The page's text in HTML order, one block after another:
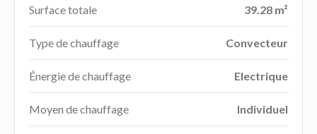
Surface totale 39.28 m²
Type de chauffage Convecteur
Énergie de chauffage Electrique
Moyen de chauffage Individuel